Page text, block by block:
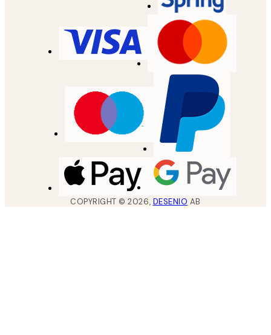
COPYRIGHT ©2026, DESENIO AB